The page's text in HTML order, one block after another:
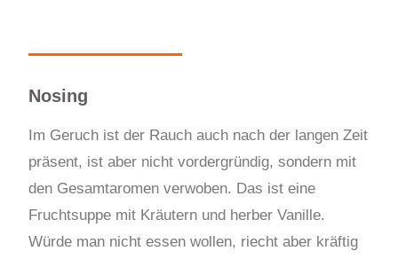
Nosing
Im Geruch ist der Rauch auch nach der langen Zeit
präsent, ist aber nicht vordergründig, sondern mit
den Gesamtaromen verwoben. Das ist eine
Fruchtsuppe mit Kräutern und herber Vanille.
Würde man nicht essen wollen, riecht aber kräftig